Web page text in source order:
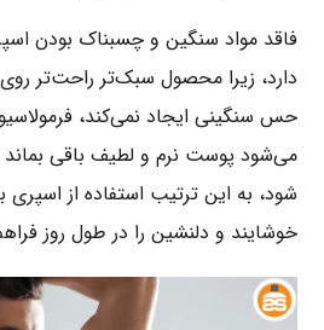
فاقد مواد سنگین و چسبناک بودن
دارد، زیرا محصول سبک‌تر راحت‌تر
حس سنگینی ایجاد نمی‌کند،
می‌شود پوست نرم و لطیف باقی بماند
شود، به این ترتیب استفاده از
خوشایند و دلنشین را در طول روز